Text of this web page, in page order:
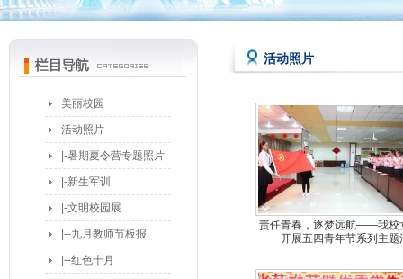
美丽校园
活动照片
|-暑期夏令营专题照片
|-新生军训
|-文明校园展
|--九月教师节板报
|--红色十月
活动照片
责任青春，逐梦远航——我校
开展五四青年节系列主题